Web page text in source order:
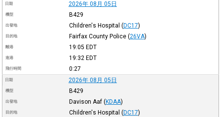
日期 2026年 08月 05日
機型 B429
出發地 Children's Hospital (DC17)
目的地 Fairfax County Police (26VA)
離港 19:05 EDT
進港 19:32 EDT
飛行時間 0:27
日期 2026年 08月 05日
機型 B429
出發地 Davison Aaf (KDAA)
目的地 Children's Hospital (DC17)